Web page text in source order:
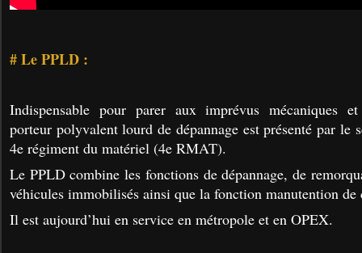
# Le PPLD :
Indispensable pour parer aux imprévus mécaniques
porteur polyvalent lourd de dépannage est présenté par le
4e régiment du matériel (4e RMAT).
Le PPLD combine les fonctions de dépannage, de
véhicules immobilisés ainsi que la fonction manutention de
Il ​est aujourd’hui en service en métropole et en OPEX.